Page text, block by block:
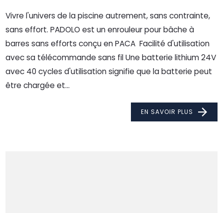
Vivre l'univers de la piscine autrement, sans contrainte,
sans effort. PADOLO est un enrouleur pour bâche à
barres sans efforts conçu en PACA Facilité d'utilisation
avec sa télécommande sans fil Une batterie lithium 24V
avec 40 cycles d'utilisation signifie que la batterie peut
être chargée et...
EN SAVOIR PLUS